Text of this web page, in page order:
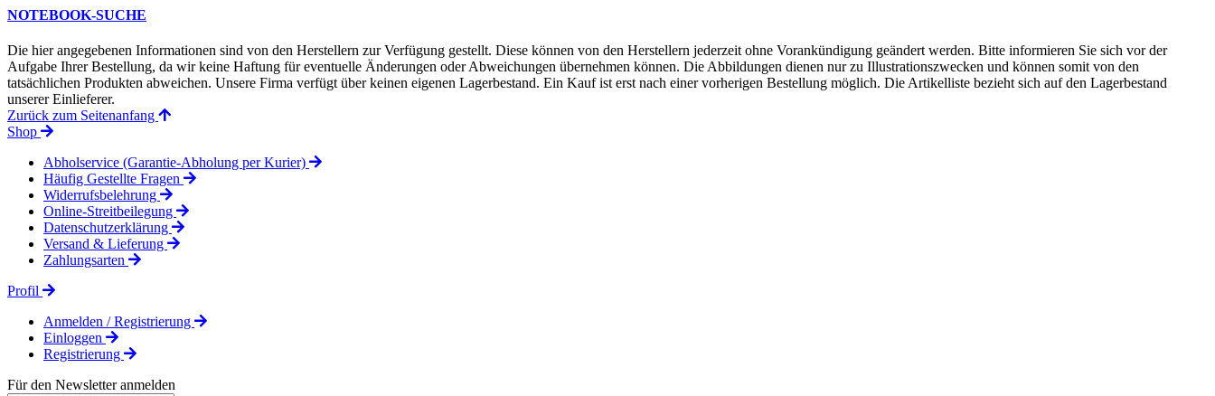
NOTEBOOK-SUCHE
Die hier angegebenen Informationen sind von den Herstellern zur Verfügung gestellt. Diese können von den Herstellern jederzeit ohne Vorankündigung geändert werden. Bitte informieren Sie sich vor der
Aufgabe Ihrer Bestellung, da wir keine Haftung für eventuelle Änderungen oder Abweichungen übernehmen können. Die Abbildungen dienen nur zu Illustrationszwecken und können somit von den
tatsächlichen Produkten abweichen. Unsere Firma verfügt über keinen eigenen Lagerbestand. Ein Kauf ist erst nach einer vorherigen Bestellung möglich. Die Artikelliste bezieht sich auf den Lagerbestand
unserer Einlieferer.
Zurück zum Seitenanfang
Shop
Abholservice (Garantie-Abholung per Kurier)
Häufig Gestellte Fragen
Widerrufsbelehrung
Online-Streitbeilegung
Datenschutzerklärung
Versand & Lieferung
Zahlungsarten
Profil
Anmelden / Registrierung
Einloggen
Registrierung
Für den Newsletter anmelden